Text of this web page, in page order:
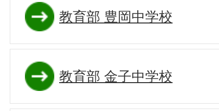
教育部 豊岡中学校
教育部 金子中学校